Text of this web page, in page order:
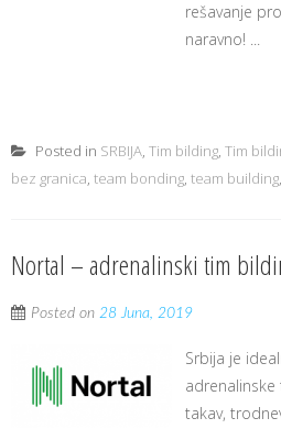
rešavanje
naravno! ...
Posted in SRBIJA, Tim bilding, Tim
bez granica, team bonding, team building,
Nortal – adrenalinski tim
Posted on 28 Juna, 2019
Srbija je
takav,